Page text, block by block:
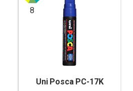
8
Uni Posca PC-17K